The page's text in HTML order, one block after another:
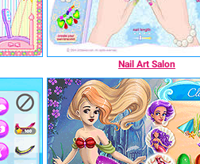
Nail Art Salon